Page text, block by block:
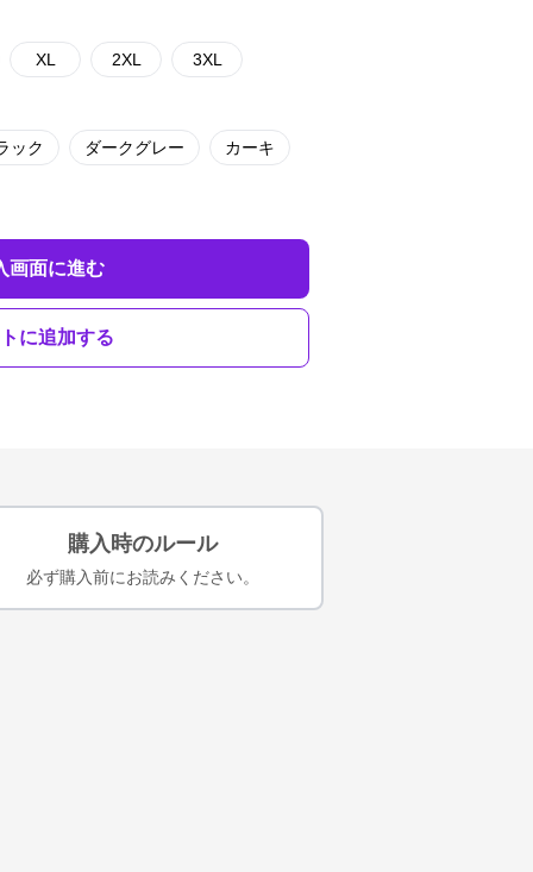
XL 2XL 3XL
ック ダークグレー カーキ
画面に進む
に追加する
購入時のルール
必ず購入前にお読みください。